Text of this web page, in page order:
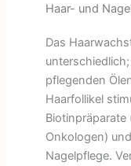
Haar- und
Das
pflegenden
Haarfollikel
Biotinpräparate
Onkologen)
Nagelpflege.